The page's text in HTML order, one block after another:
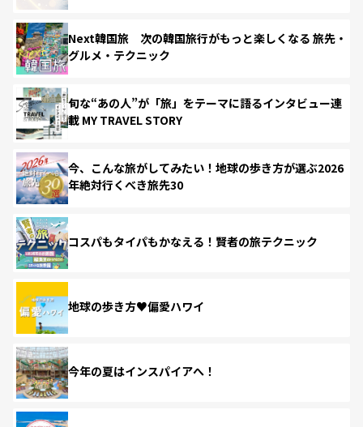
Next韓国旅 次の韓国旅行がもっと楽しくなる 旅先・
グルメ・テクニック
旬な“あの人”が「旅」をテーマに語るインタビュー連
載 MY TRAVEL STORY
今、こんな旅がしてみたい！地球の歩き方が選ぶ2026
年絶対行くべき旅先30
コスパもタイパもかなえる！賢者の旅テクニック
地球の歩き方♥偏愛ハワイ
今年の夏はインスパイアへ！